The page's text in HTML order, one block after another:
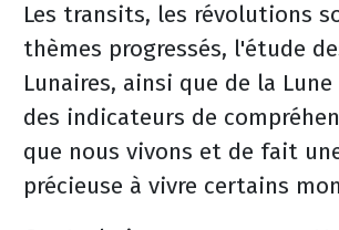
Les transits, les révolutions
thèmes progressés, l'étude
Lunaires, ainsi que de la
des indicateurs de
que nous vivons et de fait
précieuse à vivre certains